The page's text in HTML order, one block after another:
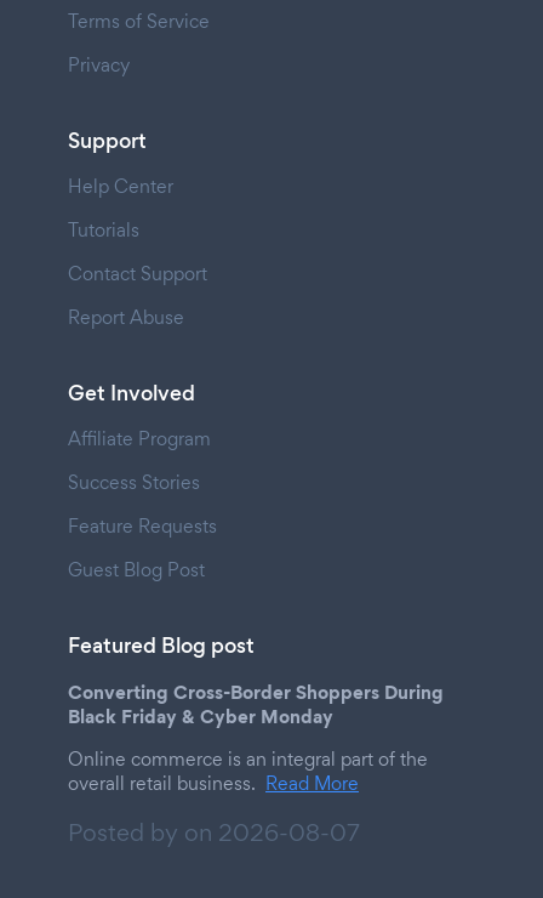
Terms of Service
Privacy
Support
Help Center
Tutorials
Contact Support
Report Abuse
Get Involved
Affiliate Program
Success Stories
Feature Requests
Guest Blog Post
Featured Blog post
Converting Cross-Border Shoppers During
Black Friday & Cyber Monday
Online commerce is an integral part of the
overall retail business. Read More
Posted by on 2026-08-07